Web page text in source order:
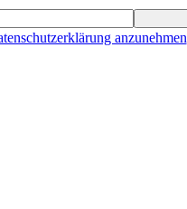
anzunehmen